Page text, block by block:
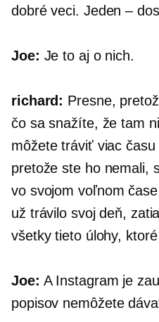
dobré veci. Jeden –
Joe: Je to aj o nich.
richard: Presne,
čo sa snažíte, že tam
môžete tráviť viac
pretože ste ho nemali,
vo svojom voľnom
už trávilo svoj deň,
všetky tieto úlohy,
Joe: A Instagram je
popisov nemôžete